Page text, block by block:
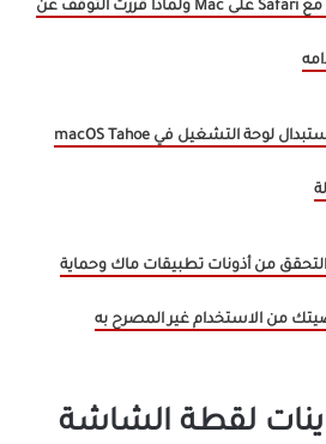
تجربتي مع Safari على Mac ولماذا قررت التوقف عن
طرق استبدال لوحة التشغيل في macOS Tahoe
من أذونات تطبيقات ماك وحماية
من الاستخدام غير المصرح به
لقطة الشاشة